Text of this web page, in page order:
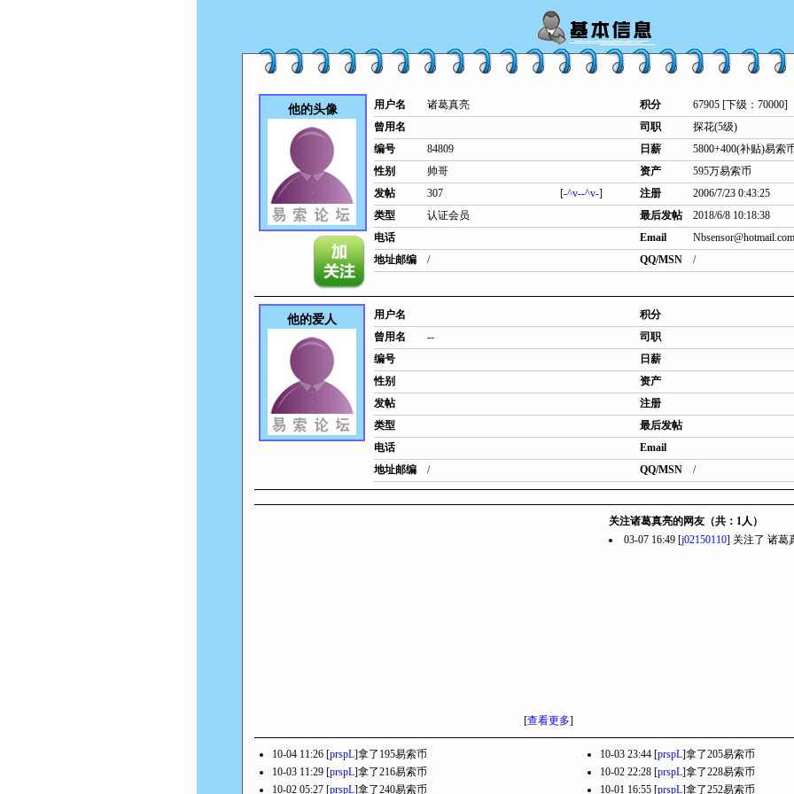
他的头像 用户名 诸葛真亮 积分 67905 [下级：70000]
曾用名
司职 探花(5级)
编号
84809 日薪 5800+400(补贴)易索
性别
帅哥 资产 595万易索币
发帖
307 [-^v--^v-] 注册
2006/7/23 0:43:25
类型
认证会员 最后发帖
2018/6/8 10:18:38
电话
Email
Nbsensor@hotmail.com
地址邮编
/ QQ/MSN /
他的爱人 用户名
积分
曾用名
-- 司职
编号
日薪
性别
资产
发帖
注册
类型
最后发帖
电话
Email
地址邮编
/ QQ/MSN /
[查看更多]
关注诸葛真亮的网友（共：1人）
03-07 16:49 [j02150110] 关注了 诸葛
10-04 11:26 [prspL]拿了195易索币 10-03 23:44 [prspL]拿了205易索币
10-03 11:29 [prspL]拿了216易索币 10-02 22:28 [prspL]拿了228易索币
10-02 05:27 [prspL]拿了240易索币 10-01 16:55 [prspL]拿了252易索币